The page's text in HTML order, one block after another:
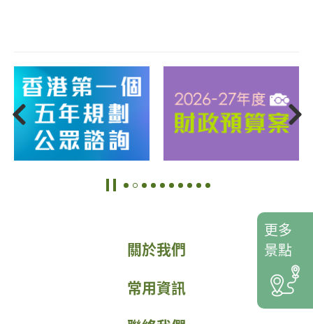
關於我們
常用資訊
更多
景點